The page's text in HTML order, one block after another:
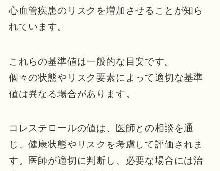
心血管疾患のリスクを増加させることが知ら
れています。
これらの基準値は一般的な目安です。
個々の状態やリスク要素によって適切な基準
値は異なる場合があります。
コレステロールの値は、医師との相談を通
じ、健康状態やリスクを考慮して評価されま
す。医師が適切に判断し、必要な場合には治